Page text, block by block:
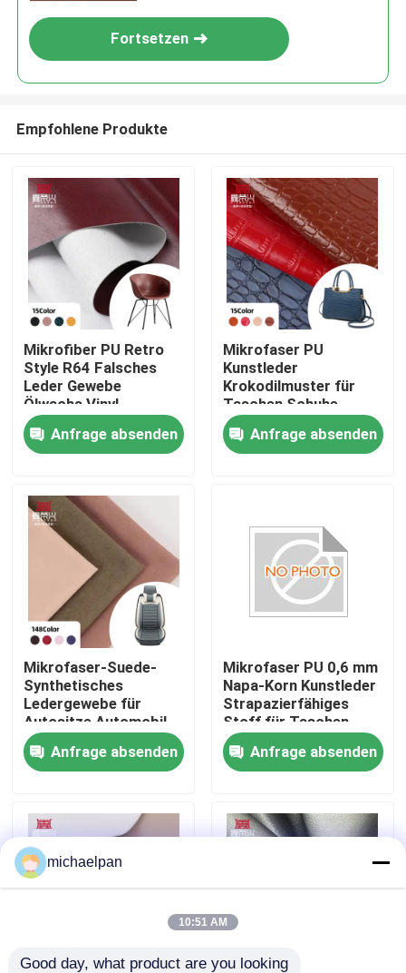
Startseite
Produkte
Über uns
Fabrik Tour
Qualitätskontrolle
Kontakt
Falsches Leder aus PVC
Mikrofaserledermaterial
Fortsetzen
Empfohlene Produkte
Mikrofiber PU Retro
Style R64 Falsches
Leder Gewebe
Ölwachs Vinyl
Handwerk Sofa Stuhl
Gürtel Wasserdichte
Strecke für Taschen
Anfrage absenden
Mikrofaser PU
Kunstleder
Krokodilmuster für
Taschen Schuhe
Sofas Geldbörsen
Hüllen Notizbücher
Kleidungsstücke
Anfrage absenden
Mikrofaser-Suede-
Synthetisches
Ledergewebe für
Autositze Automobil-
Trim-Kissen Sofa-
Tasche Brieftasche
Schuhkasten
Anfrage absenden
Mikrofaser PU 0,6 mm
Napa-Korn Kunstleder
Strapazierfähiges
Stoff für Taschen,
Sofas, Möbel, Schuhe,
Geldbörsen, Auto-
Dekoration, Basteln,
Anfrage absenden
michaelpan
10:51 AM
Good day, what product are you looking